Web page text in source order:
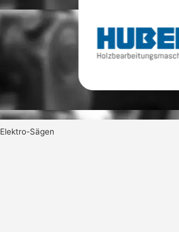
Elektro-Sägen